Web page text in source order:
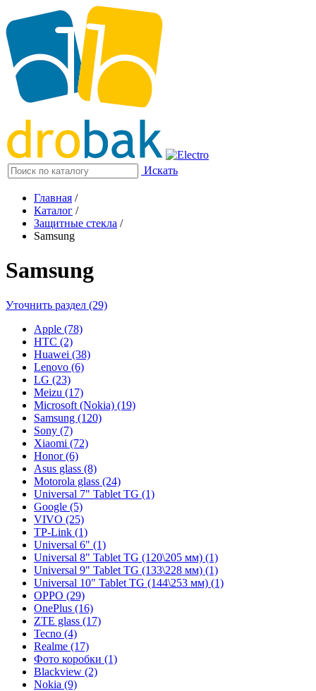
Искать
Главная /
Каталог /
Защитные стекла /
Samsung
Samsung
Уточнить раздел (29)
Apple (78)
HTC (2)
Huawei (38)
Lenovo (6)
LG (23)
Meizu (17)
Microsoft (Nokia) (19)
Samsung (120)
Sony (7)
Xiaomi (72)
Honor (6)
Asus glass (8)
Motorola glass (24)
Universal 7" Tablet TG (1)
Google (5)
VIVO (25)
TP-Link (1)
Universal 6" (1)
Universal 8" Tablet TG (120\205 мм) (1)
Universal 9" Tablet TG (133\228 мм) (1)
Universal 10" Tablet TG (144\253 мм) (1)
OPPO (29)
OnePlus (16)
ZTE glass (17)
Tecno (4)
Realme (17)
Фото коробки (1)
Blackview (2)
Nokia (9)